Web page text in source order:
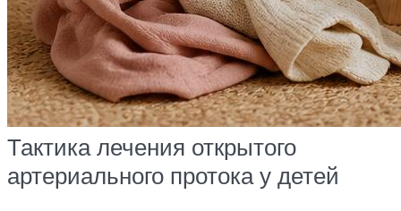
Тактика лечения открытого
артериального протока у детей